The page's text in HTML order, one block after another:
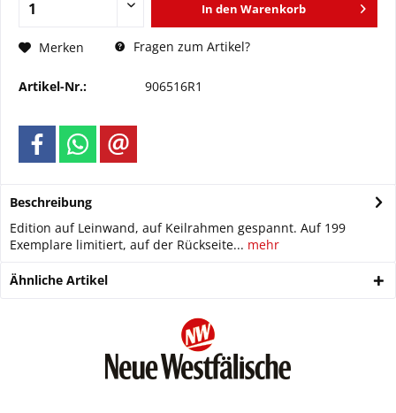
In den Warenkorb
Merken Fragen zum Artikel?
Artikel-Nr.: 906516R1
Beschreibung
Edition auf Leinwand, auf Keilrahmen gespannt. Auf 199
Exemplare limitiert, auf der Rückseite... mehr
Ähnliche Artikel